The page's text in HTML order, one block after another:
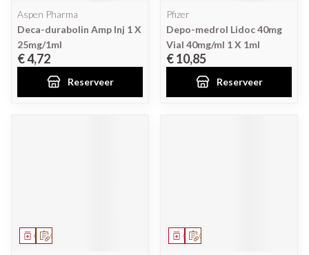
Aspen Pharma
Deca-durabolin Amp Inj 1 X
25mg/1ml
€ 4,72
Reserveer
Pfizer
Depo-medrol Lidoc 40mg
Vial 40mg/ml 1 X 1ml
€ 10,85
Reserveer
Op voorschrift
Geneesmiddel Op voorschrift
Geneesmiddel